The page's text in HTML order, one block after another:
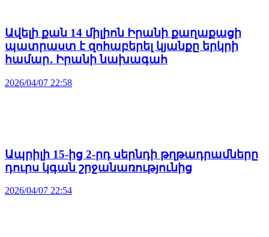
Ավելի քան 14 միլիոն Իրանի քաղաքացի
պատրաստ է զոհաբերել կյանքը երկրի
համար․ Իրանի նախագահ
2026/04/07 22:58
Ապրիլի 15-ից 2-րդ սերնդի թղթադրամները
դուրս կգան շրջանառությունից
2026/04/07 22:54